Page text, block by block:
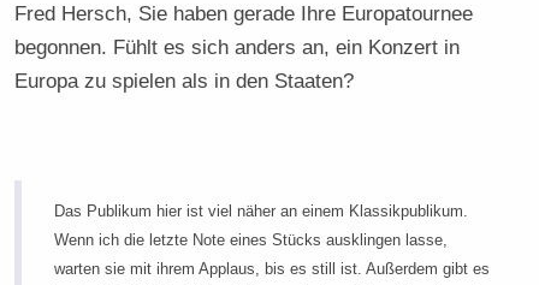
Fred Hersch, Sie haben gerade Ihre Europatournee
begonnen. Fühlt es sich anders an, ein Konzert in
Europa zu spielen als in den Staaten?
Das Publikum hier ist viel näher an einem Klassikpublikum.
Wenn ich die letzte Note eines Stücks ausklingen lasse,
warten sie mit ihrem Applaus, bis es still ist. Außerdem gibt es